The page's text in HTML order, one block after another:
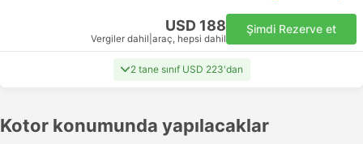
USD 188
Vergiler dahil araç, hepsi dahil
Şimdi Rezerve et
2 tane sınıf USD 223'dan
Kotor konumunda yapılacaklar